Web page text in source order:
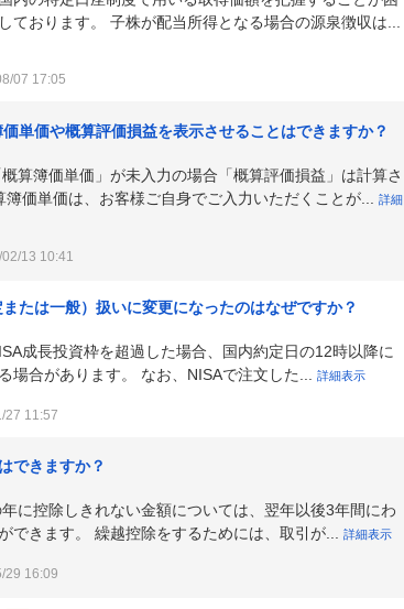
おります。 子株が配当所得となる場合の源泉徴収は...
07 17:05
単価や概算評価損益を表示させることはできますか？
算簿価単価」が未入力の場合「概算評価損益」は計算さ
価単価は、お客様ご自身でご入力いただくことが...詳細
13 10:41
たは一般）扱いに変更になったのはなぜですか？
成長投資枠を超過した場合、国内約定日の12時以降に
場合があります。 なお、NISAで注文した...詳細表示
27 11:57
できますか？
に控除しきれない金額については、翌年以後3年間にわ
できます。 繰越控除をするためには、取引が...詳細表示
29 16:09